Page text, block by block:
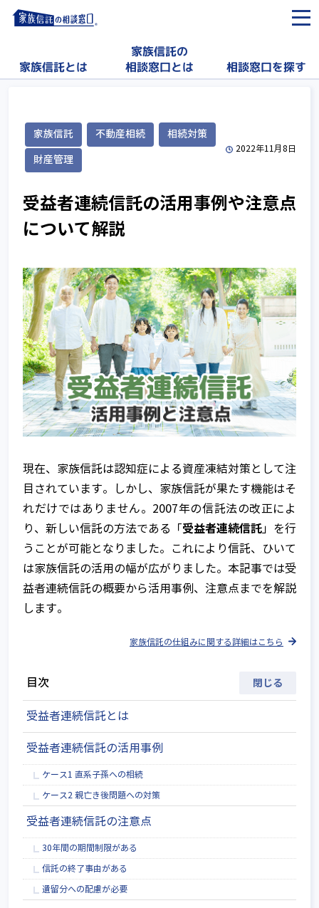
家族信託とは
家族信託の
相談窓口とは 相談窓口を探す
家族信託 不動産相続
相続対策
財産管理
2022年11月8日
受益者連続信託の活用事例や注意点
について解説
現在、家族信託は認知症による資産凍結対策として注
目されています。しかし、家族信託が果たす機能はそ
れだけではありません。2007年の信託法の改正によ
り、新しい信託の方法である「受益者連続信託」を行
うことが可能となりました。これにより信託、ひいて
は家族信託の活用の幅が広がりました。本記事では受
益者連続信託の概要から活用事例、注意点までを解説
します。
家族信託の仕組みに関する詳細はこちら
目次
受益者連続信託とは
受益者連続信託の活用事例
ケース1 直系子孫への相続
ケース2 親亡き後問題への対策
受益者連続信託の注意点
30年間の期間制限がある
信託の終了事由がある
遺留分への配慮が必要